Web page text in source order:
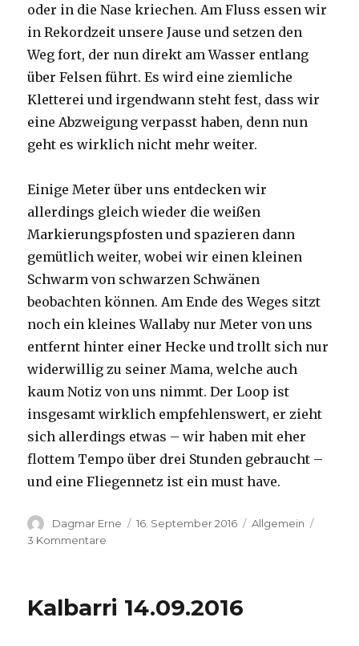
oder in die Nase kriechen. Am Fluss essen wir
in Rekordzeit unsere Jause und setzen den
Weg fort, der nun direkt am Wasser entlang
über Felsen führt. Es wird eine ziemliche
Kletterei und irgendwann steht fest, dass wir
eine Abzweigung verpasst haben, denn nun
geht es wirklich nicht mehr weiter.
Einige Meter über uns entdecken wir
allerdings gleich wieder die weißen
Markierungspfosten und spazieren dann
gemütlich weiter, wobei wir einen kleinen
Schwarm von schwarzen Schwänen
beobachten können. Am Ende des Weges sitzt
noch ein kleines Wallaby nur Meter von uns
entfernt hinter einer Hecke und trollt sich nur
widerwillig zu seiner Mama, welche auch
kaum Notiz von uns nimmt. Der Loop ist
insgesamt wirklich empfehlenswert, er zieht
sich allerdings etwas – wir haben mit eher
flottem Tempo über drei Stunden gebraucht –
und eine Fliegennetz ist ein must have.
Autor
Dagmar Erne
Veröffentlicht
16. September 2016 Kategorien
Allgemein
3 Kommentare
Kalbarri 14.09.2016